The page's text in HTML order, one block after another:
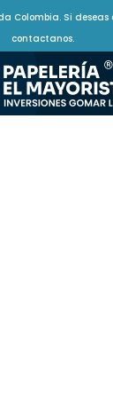
Colombia. Si deseas
contactanos.